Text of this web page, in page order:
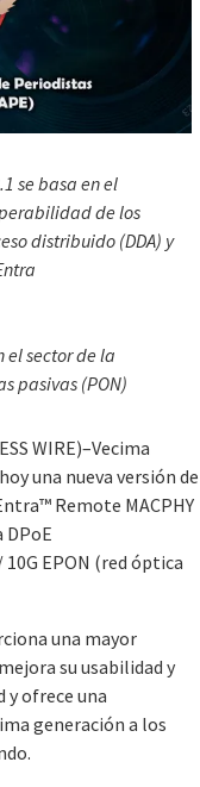
se basa en el
de los
distribuido (DDA) y
el sector de la
pasivas (PON)
WIRE)–Vecima
una nueva versión de
Remote MACPHY
DPoE
EPON (red óptica
una mayor
su usabilidad y
y ofrece una
generación a los